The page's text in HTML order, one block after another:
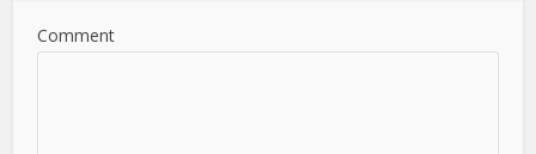
Comment